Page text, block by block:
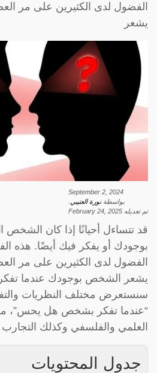
الفضول لدى الكثيرين على مر
يشعر
September 2, 2024
بواسطةنورة العتيبي
تم تعديله February 24, 2025
قد تتساءل أحيانًا إذا كان الشخص
بوجودك أو يفكر فيك أيضًا. هذه
الفضول لدى الكثيرين على مر
يشعر الشخص بوجودك عندما تفكر
سنستعرض مختلف النظريات
“عندما تفكر بشخص هل يحس”،
العلمي والفلسفي وكذلك
جدول المحتويات